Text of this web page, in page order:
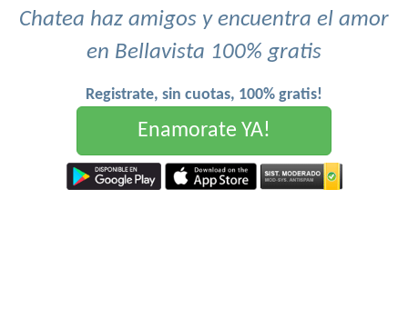
Chatea haz amigos y encuentra el amor
en Bellavista 100% gratis
Registrate, sin cuotas, 100% gratis!
Enamorate YA!